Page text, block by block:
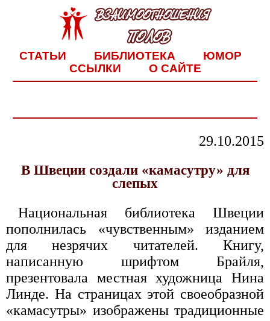
СТАТЬИ БИБЛИОТЕКА
ЮМОР
ССЫЛКИ
О САЙТЕ
29.10.2015
В Швеции создали «камасутру» для
слепых
Национальная библиотека Швеции
пополнилась «чувственным» изданием
для незрячих читателей. Книгу,
написанную шрифтом Брайля,
презентовала местная художница Нина
Линде. На страницах этой своеобразной
«камасутры» изображены традиционные